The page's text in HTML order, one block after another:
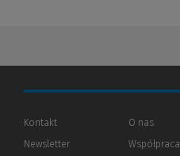
Kontakt
Newsletter
O nas
Współpraca